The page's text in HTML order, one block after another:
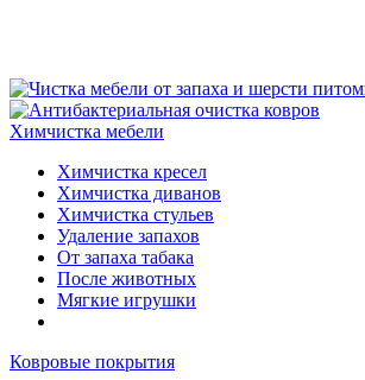
Химчистка мебели
Химчистка кресел
Химчистка диванов
Химчистка стульев
Удаление запахов
От запаха табака
После животных
Мягкие игрушки
Ковровые покрытия